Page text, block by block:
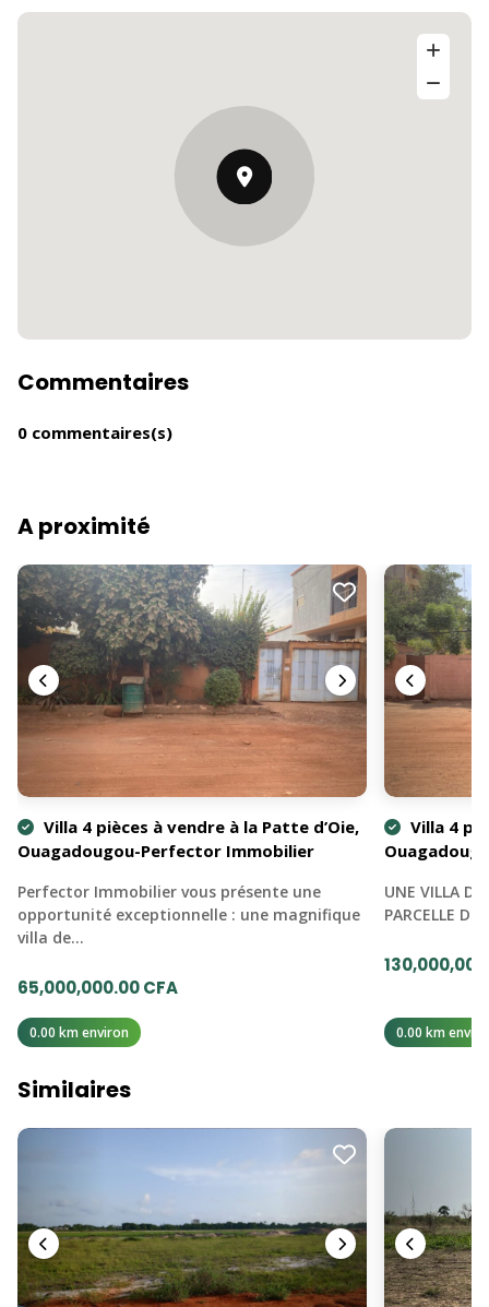
Commentaires
0 commentaires(s)
A proximité
Villa 4 pièces à vendre à la Patte d’Oie,
Ouagadougou-Perfector Immobilier
Perfector Immobilier vous présente une
opportunité exceptionnelle : une magnifique
villa de…
65,000,000.00 CFA
0.00 km environ
Villa 4
UNE VILLA
PARCELLE
0.00 km
Similaires